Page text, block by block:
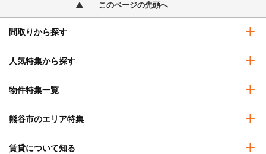
このページの先頭へ
間取りから探す
人気特集から探す
物件特集一覧
熊谷市のエリア特集
賃貸について知る